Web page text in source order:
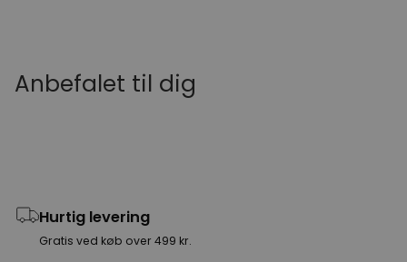
Anbefalet til dig
Hurtig levering
Gratis ved køb over 499 kr.